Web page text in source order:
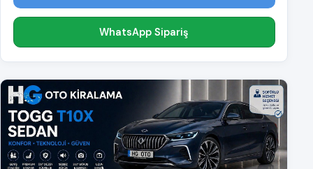
WhatsApp Sipariş